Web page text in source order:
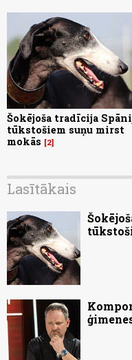
Šokējoša tradīcija
tūkstošiem suņu mirst
mokās
2
Lasītākais